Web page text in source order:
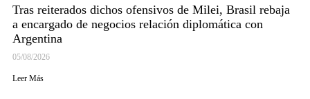
Tras reiterados dichos ofensivos de Milei, Brasil rebaja
a encargado de negocios relación diplomática con
Argentina
05/08/2026
Leer Más